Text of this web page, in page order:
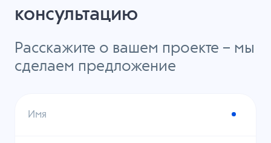
консультацию
Расскажите о вашем проекте – мы
сделаем предложение
Имя